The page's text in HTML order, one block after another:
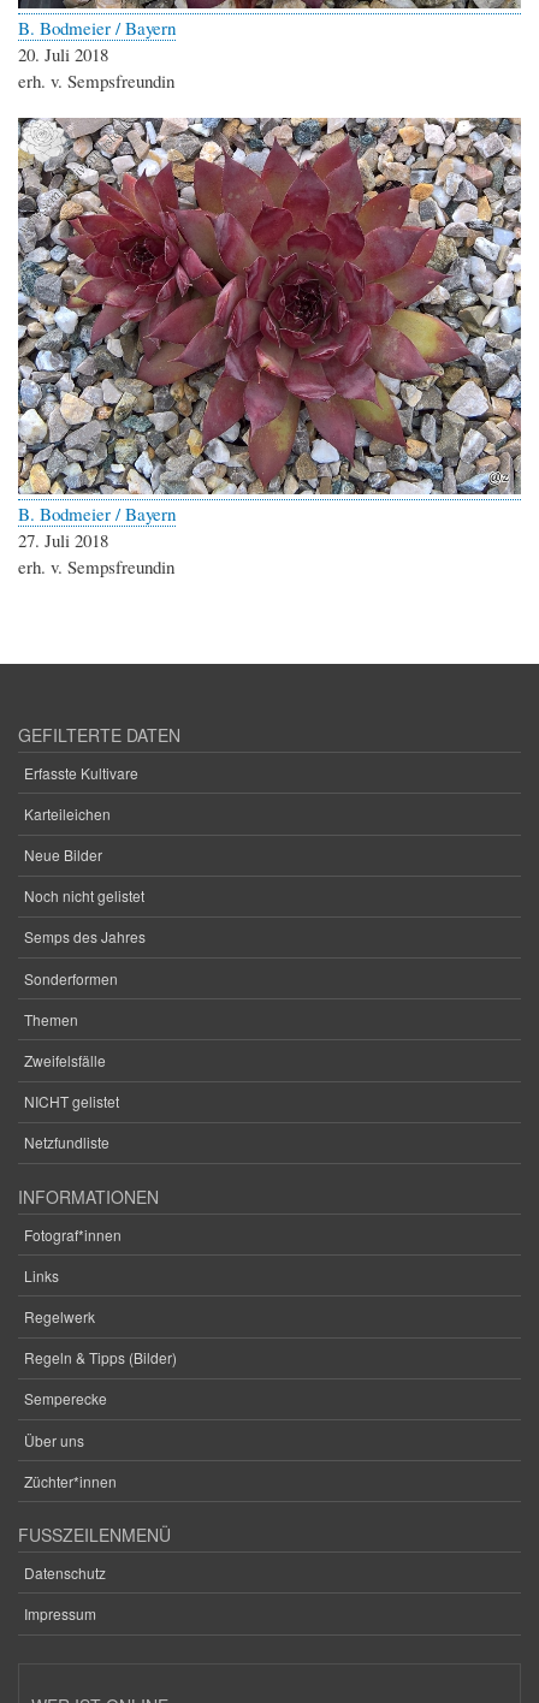
B. Bodmeier / Bayern
20. Juli 2018
erh. v. Sempsfreundin
B. Bodmeier / Bayern
27. Juli 2018
erh. v. Sempsfreundin
GEFILTERTE DATEN
Erfasste Kultivare
Karteileichen
Neue Bilder
Noch nicht gelistet
Semps des Jahres
Sonderformen
Themen
Zweifelsfälle
NICHT gelistet
Netzfundliste
INFORMATIONEN
Fotograf*innen
Links
Regelwerk
Regeln & Tipps (Bilder)
Semperecke
Über uns
Züchter*innen
FUSSZEILENMENÜ
Datenschutz
Impressum